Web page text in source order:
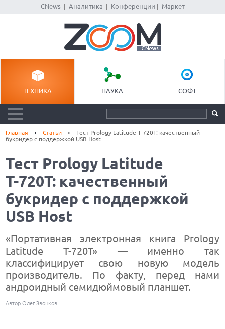
CNews| Аналитика Конференции Маркет
ТЕХНИКА НАУКА СОФТ
Главная Статьи
Тест Prology Latitude T-720T: качественный
букридер с поддержкой USB Host
Тест Prology Latitude
T-720T: качественный
букридер с поддержкой
USB Host
«Портативная электронная книга Prology
Latitude T-720T» — именно так
классифицирует свою новую модель
производитель. По факту, перед нами
андроидный семидюймовый планшет.
Автор Олег Звонков